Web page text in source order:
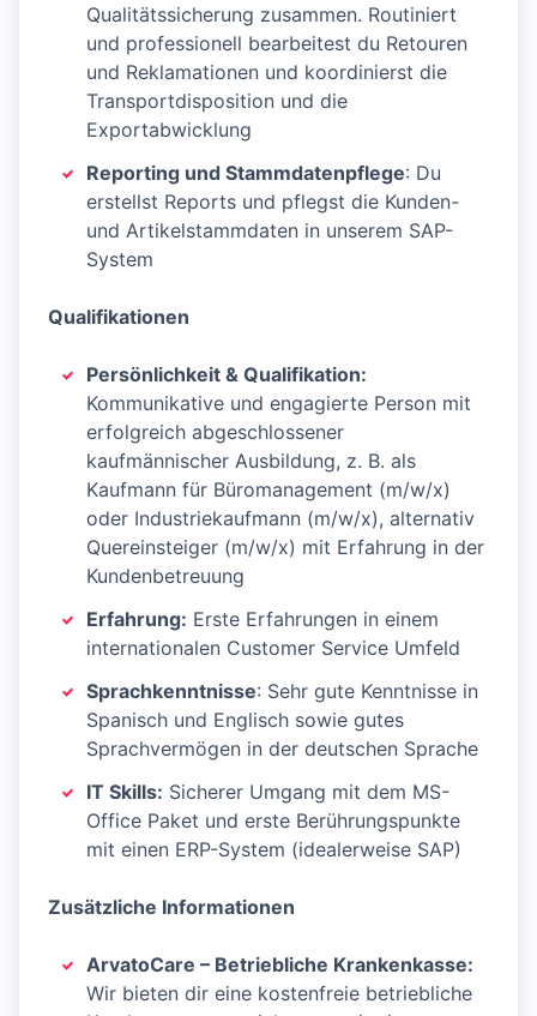
Qualitätssicherung zusammen. Routiniert
und professionell bearbeitest du Retouren
und Reklamationen und koordinierst die
Transportdisposition und die
Exportabwicklung
Reporting und Stammdatenpflege: Du
erstellst Reports und pflegst die Kunden-
und Artikelstammdaten in unserem SAP-
System
Qualifikationen
Persönlichkeit & Qualifikation:
Kommunikative und engagierte Person mit
erfolgreich abgeschlossener
kaufmännischer Ausbildung, z. B. als
Kaufmann für Büromanagement (m/w/x)
oder Industriekaufmann (m/w/x), alternativ
Quereinsteiger (m/w/x) mit Erfahrung in der
Kundenbetreuung
Erfahrung: Erste Erfahrungen in einem
internationalen Customer Service Umfeld
Sprachkenntnisse: Sehr gute Kenntnisse in
Spanisch und Englisch sowie gutes
Sprachvermögen in der deutschen Sprache
IT Skills: Sicherer Umgang mit dem MS-
Office Paket und erste Berührungspunkte
mit einen ERP-System (idealerweise SAP)
Zusätzliche Informationen
ArvatoCare – Betriebliche Krankenkasse:
Wir bieten dir eine kostenfreie betriebliche